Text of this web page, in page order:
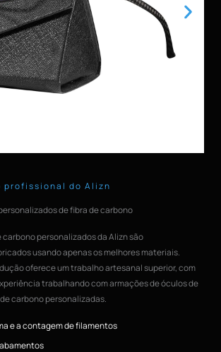
profissional do Alizn
de fibra de carbono
carbono personalizados da Alizn são
usando apenas os melhores materiais.
oferece um trabalho artesanal superior, com
trabalhando com armações de óculos de
carbono personalizadas.
e a contagem de filamentos